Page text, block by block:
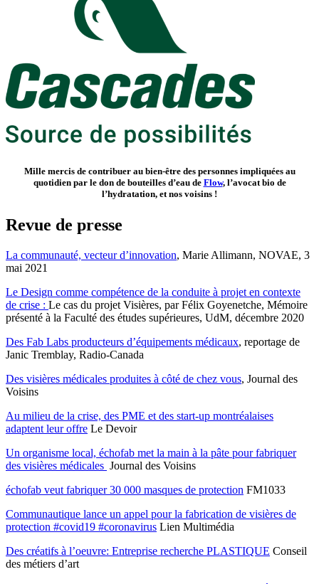
Mille mercis de contribuer au bien-être des personnes impliquées au
quotidien par le don de bouteilles d’eau de Flow, l’avocat bio de
l’hydratation, et nos voisins !
Revue de presse
La communauté, vecteur d’innovation, Marie Allimann, NOVAE, 3
mai 2021
Le Design comme compétence de la conduite à projet en contexte
de crise : Le cas du projet Visières, par Félix Goyenetche, Mémoire
présenté à la Faculté des études supérieures, UdM, décembre 2020
Des Fab Labs producteurs d’équipements médicaux, reportage de
Janic Tremblay, Radio-Canada
Des visières médicales produites à côté de chez vous, Journal des
Voisins
Au milieu de la crise, des PME et des start-up montréalaises
adaptent leur offre Le Devoir
Un organisme local, échofab met la main à la pâte pour fabriquer
des visières médicales Journal des Voisins
échofab veut fabriquer 30 000 masques de protection FM1033
Communautique lance un appel pour la fabrication de visières de
protection #covid19 #coronavirus Lien Multimédia
Des créatifs à l’oeuvre: Entreprise recherche PLASTIQUE Conseil
des métiers d’art